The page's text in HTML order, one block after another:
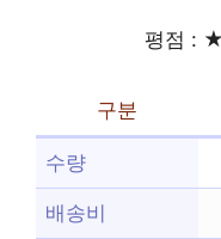
평점 :
구분
수량
배송비